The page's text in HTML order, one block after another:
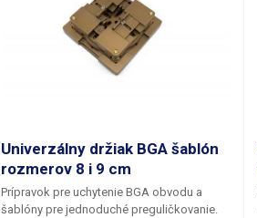
Univerzálny držiak BGA šablón
rozmerov 8 i 9 cm
Prípravok pre uchytenie BGA obvodu a
šablóny pre jednoduché preguličkovanie.